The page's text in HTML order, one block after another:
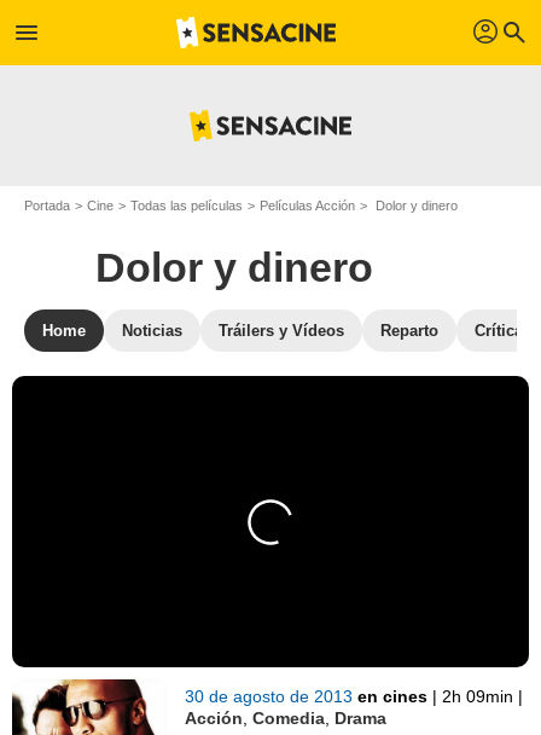
menu profil search
Portada Cine Todas las películas Películas Acción Dolor y dinero
Dolor y dinero
Home Noticias Tráilers y Vídeos Reparto Críticas
30 de agosto de 2013en cines | 2h 09min |
Acción ,Comedia Drama